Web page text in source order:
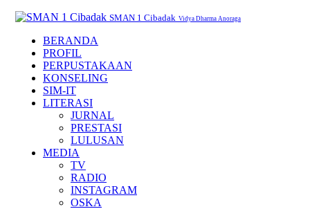
SMAN 1 Cibadak Vidya Dharma Anoraga
BERANDA
PROFIL
PERPUSTAKAAN
KONSELING
SIM-IT
LITERASI
JURNAL
PRESTASI
LULUSAN
MEDIA
TV
RADIO
INSTAGRAM
OSKA